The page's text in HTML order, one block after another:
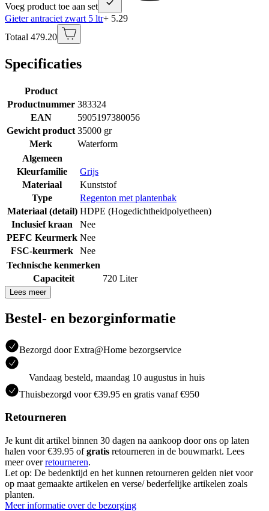
Voeg product toe aan set
Gieter antraciet zwart 5 ltr+ 5.29
Totaal 479.20
Specificaties
Product
Productnummer 383324
EAN
5905197380056
Gewicht product 35000 gr
Merk
Waterform
Algemeen
Kleurfamilie
Grijs
Materiaal
Kunststof
Type
Regenton met plantenbak
Materiaal (detail) HDPE (Hogedichtheidpolyetheen)
Inclusief kraan
Nee
PEFC Keurmerk Nee
FSC-keurmerk
Nee
Technische kenmerken
Capaciteit
720 Liter
Lees meer
Bestel- en bezorginformatie
Bezorgd door Extra@Home bezorgservice
Vandaag besteld, maandag 10 augustus in huis
Thuisbezorgd voor €39.95 en gratis vanaf €950
Retourneren
Je kunt dit artikel binnen 30 dagen na aankoop door ons op laten
halen voor €39.95 ofgratis retourneren in de bouwmarkt. Lees
meer overretourneren.
Let op: De bedenktijd en het kunnen retourneren gelden niet voor
op maat gemaakte artikelen en verse/ bederfelijke artikelen zoals
planten.
Meer informatie over de bezorging